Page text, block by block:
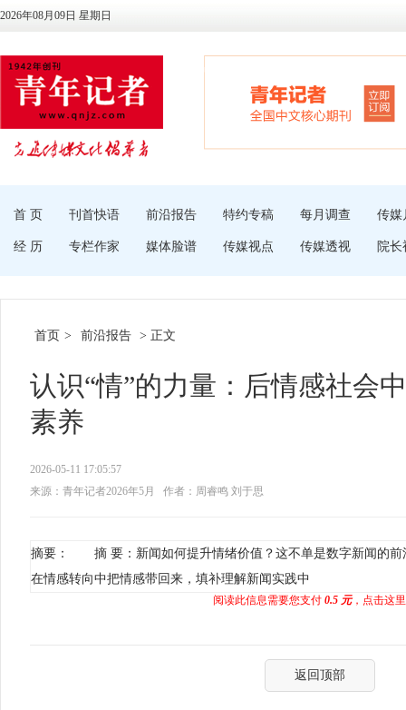
2026年08月09日 星期日
首 页 刊首快语 前沿报告 特约专稿 每月调查 传媒
经 历 专栏作家 媒体脸谱 传媒视点 传媒透视 院长
首页 > 前沿报告 > 正文
认识“情”的力量：后情感社会
素养
2026-05-11 17:05:57
来源：青年记者2026年5月
作者：周睿鸣 刘于思
摘要： 摘 要：新闻如何提升情绪价值？这不单是数字新闻的前
在情感转向中把情感带回来，填补理解新闻实践中
阅读此信息需要您支付 0.5 元，点击这
返回顶部